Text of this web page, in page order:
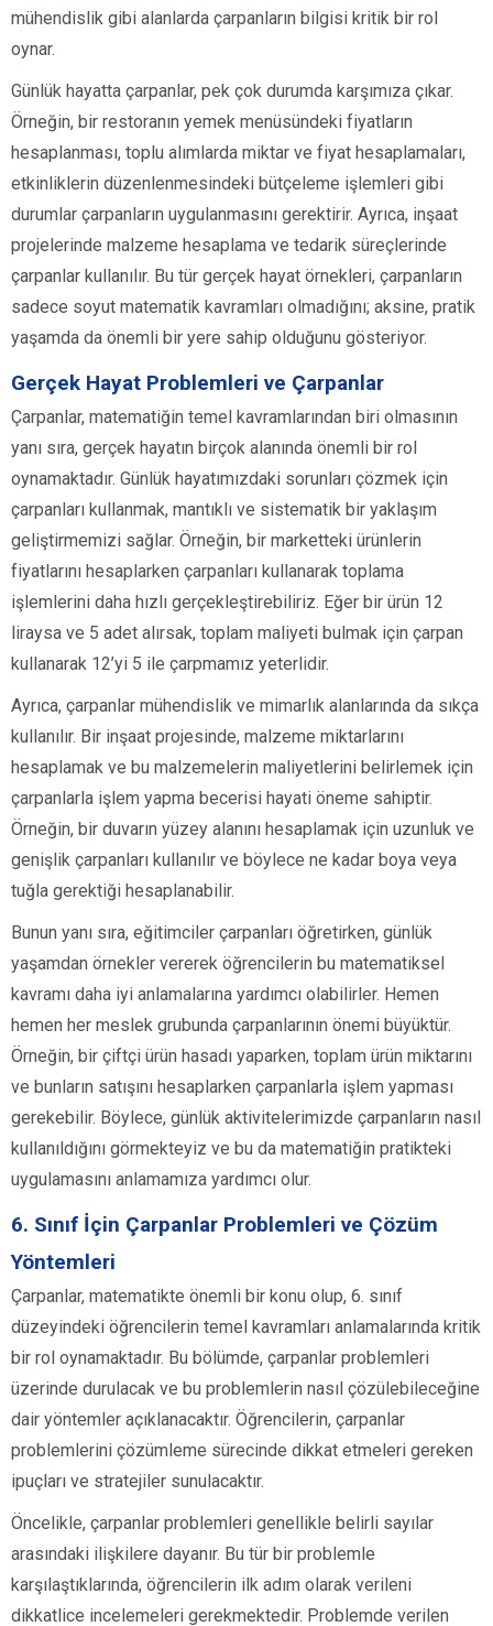
mühendislik gibi alanlarda çarpanların bilgisi kritik bir rol
oynar.
Günlük hayatta çarpanlar, pek çok durumda karşımıza çıkar.
Örneğin, bir restoranın yemek menüsündeki fiyatların
hesaplanması, toplu alımlarda miktar ve fiyat hesaplamaları,
etkinliklerin düzenlenmesindeki bütçeleme işlemleri gibi
durumlar çarpanların uygulanmasını gerektirir. Ayrıca, inşaat
projelerinde malzeme hesaplama ve tedarik süreçlerinde
çarpanlar kullanılır. Bu tür gerçek hayat örnekleri, çarpanların
sadece soyut matematik kavramları olmadığını; aksine, pratik
yaşamda da önemli bir yere sahip olduğunu gösteriyor.
Gerçek Hayat Problemleri ve Çarpanlar
Çarpanlar, matematiğin temel kavramlarından biri olmasının
yanı sıra, gerçek hayatın birçok alanında önemli bir rol
oynamaktadır. Günlük hayatımızdaki sorunları çözmek için
çarpanları kullanmak, mantıklı ve sistematik bir yaklaşım
geliştirmemizi sağlar. Örneğin, bir marketteki ürünlerin
fiyatlarını hesaplarken çarpanları kullanarak toplama
işlemlerini daha hızlı gerçekleştirebiliriz. Eğer bir ürün 12
liraysa ve 5 adet alırsak, toplam maliyeti bulmak için çarpan
kullanarak 12’yi 5 ile çarpmamız yeterlidir.
Ayrıca, çarpanlar mühendislik ve mimarlık alanlarında da sıkça
kullanılır. Bir inşaat projesinde, malzeme miktarlarını
hesaplamak ve bu malzemelerin maliyetlerini belirlemek için
çarpanlarla işlem yapma becerisi hayati öneme sahiptir.
Örneğin, bir duvarın yüzey alanını hesaplamak için uzunluk ve
genişlik çarpanları kullanılır ve böylece ne kadar boya veya
tuğla gerektiği hesaplanabilir.
Bunun yanı sıra, eğitimciler çarpanları öğretirken, günlük
yaşamdan örnekler vererek öğrencilerin bu matematiksel
kavramı daha iyi anlamalarına yardımcı olabilirler. Hemen
hemen her meslek grubunda çarpanlarının önemi büyüktür.
Örneğin, bir çiftçi ürün hasadı yaparken, toplam ürün miktarını
ve bunların satışını hesaplarken çarpanlarla işlem yapması
gerekebilir. Böylece, günlük aktivitelerimizde çarpanların nasıl
kullanıldığını görmekteyiz ve bu da matematiğin pratikteki
uygulamasını anlamamıza yardımcı olur.
6. Sınıf İçin Çarpanlar Problemleri ve Çözüm
Yöntemleri
Çarpanlar, matematikte önemli bir konu olup, 6. sınıf
düzeyindeki öğrencilerin temel kavramları anlamalarında kritik
bir rol oynamaktadır. Bu bölümde, çarpanlar problemleri
üzerinde durulacak ve bu problemlerin nasıl çözülebileceğine
dair yöntemler açıklanacaktır. Öğrencilerin, çarpanlar
problemlerini çözümleme sürecinde dikkat etmeleri gereken
ipuçları ve stratejiler sunulacaktır.
Öncelikle, çarpanlar problemleri genellikle belirli sayılar
arasındaki ilişkilere dayanır. Bu tür bir problemle
karşılaştıklarında, öğrencilerin ilk adım olarak verileni
dikkatlice incelemeleri gerekmektedir. Problemde verilen